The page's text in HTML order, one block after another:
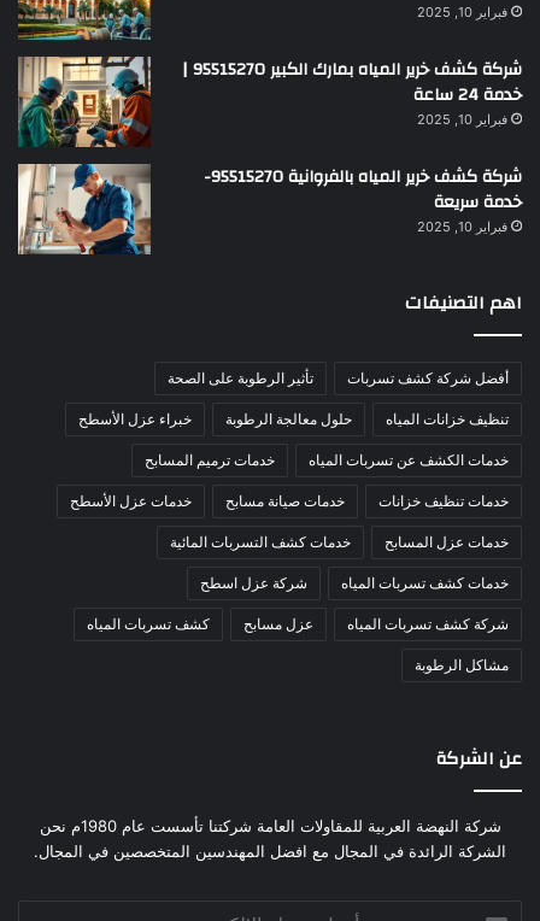
فبراير 10, 2025
شركة كشف خرير المياه بمارك الكبير 95515270 |
خدمة 24 ساعة
فبراير 10, 2025
شركة كشف خرير المياه بالفروانية 95515270-
خدمة سريعة
فبراير 10, 2025
اهم التصنيفات
أفضل شركة كشف تسربات تأثير الرطوبة على الصحة
تنظيف خزانات المياه حلول معالجة الرطوبة خبراء عزل الأسطح
خدمات الكشف عن تسربات المياه خدمات ترميم المسابح
خدمات تنظيف خزانات خدمات صيانة مسابح خدمات عزل الأسطح
خدمات عزل المسابح خدمات كشف التسربات المائية
خدمات كشف تسربات المياه شركة عزل اسطح
شركة كشف تسربات المياه عزل مسابح كشف تسربات المياه
مشاكل الرطوبة
عن الشركة
شركة النهضة العربية للمقاولات العامة شركتنا تأسست عام 1980م نحن
الشركة الرائدة في المجال مع افضل المهندسين المتخصصين في المجال.